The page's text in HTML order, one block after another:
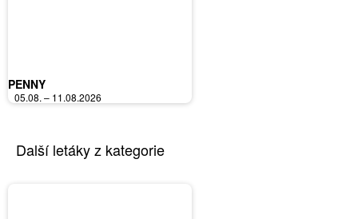
PENNY
05.08. – 11.08.2026
Další letáky z kategorie